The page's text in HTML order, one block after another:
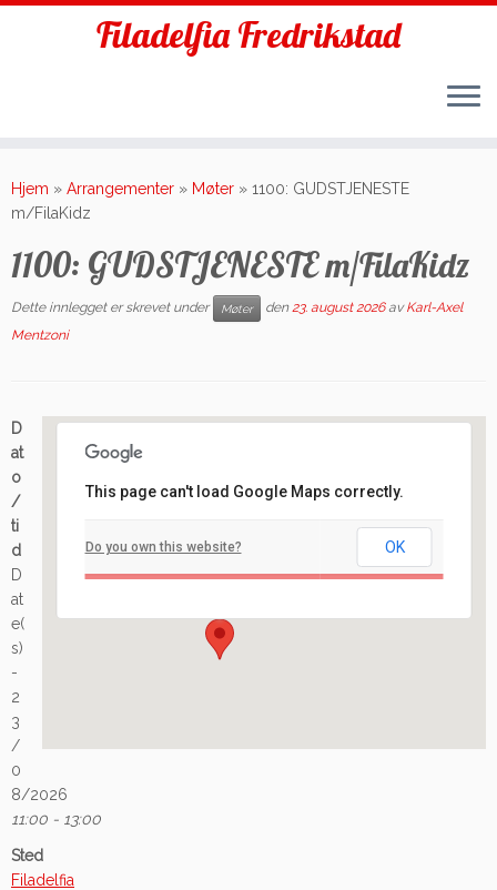
to
content
Filadelfia Fredrikstad
Hjem » Arrangementer » Møter » 1100: GUDSTJENESTE
m/FilaKidz
1100: GUDSTJENESTE m/FilaKidz
Dette innlegget er skrevet under Møter den23. august 2026 avKarl-Axel
Mentzoni
Arrangement
This page can't load Google Maps correctly.
Do you own this website? OK
D
at
o
/
ti
d
D
at
e(
s)
-
2
3
/
0
8/2026
11:00 - 13:00
Sted
Filadelfia